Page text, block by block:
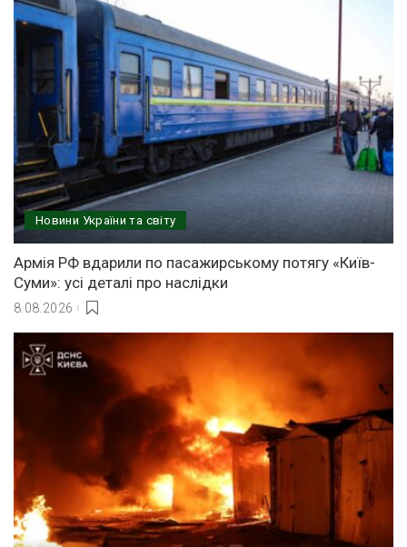
Новини України та світу
Армія РФ вдарили по пасажирському потягу «Київ-
Суми»: усі деталі про наслідки
8.08.2026